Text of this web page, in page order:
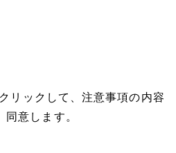
リックして、注意事項の内容
意します。